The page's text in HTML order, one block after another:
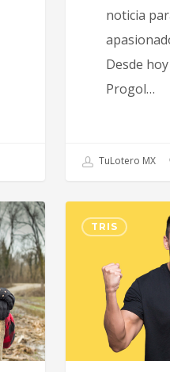
noticia
Desde
Progol…
TuLotero MX
TRIS